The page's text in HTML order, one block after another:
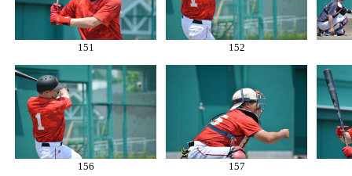
151 152
156 157